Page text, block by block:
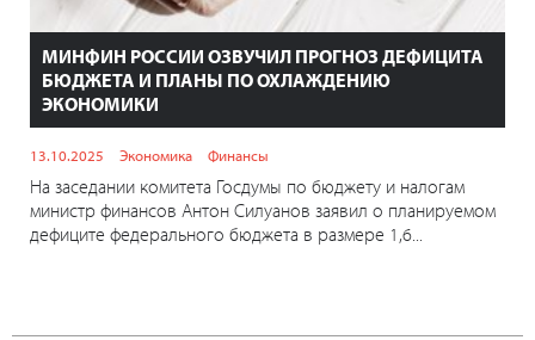
МИНФИН РОССИИ ОЗВУЧИЛ ПРОГНОЗ ДЕФИЦИТА
БЮДЖЕТА И ПЛАНЫ ПО ОХЛАЖДЕНИЮ
ЭКОНОМИКИ
13.10.2025 Экономика Финансы
На заседании комитета Госдумы по бюджету и налогам
министр финансов Антон Силуанов заявил о планируемом
дефиците федерального бюджета в размере 1,6...